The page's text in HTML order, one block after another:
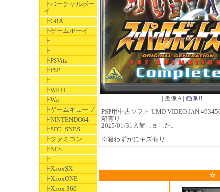
┣バーチャルボー
イ
┣GBA
┣ゲームボーイ
┣
┣
┣PSVita
┣PSP
┣
┣Wii U
┣Wii
┣ゲームキューブ
┣NINTENDO64
┣SFC_SNES
┣ファミコン
┣NES
┣
┣XboxSX
┣XboxONE
┣Xbox 360
| 画像A | 画像B |
PSP用中古ソフト UMD VIDEO JAN
箱有り
2025/01/31入荷しました。
※箱わずかにキズ有り
☆